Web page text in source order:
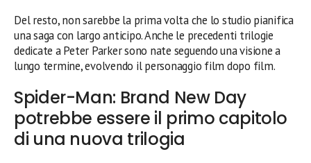
Del resto, non sarebbe la prima volta che lo studio pianifica
una saga con largo anticipo. Anche le precedenti trilogie
dedicate a Peter Parker sono nate seguendo una visione a
lungo termine, evolvendo il personaggio film dopo film.
Spider-Man: Brand New Day
potrebbe essere il primo capitolo
di una nuova trilogia